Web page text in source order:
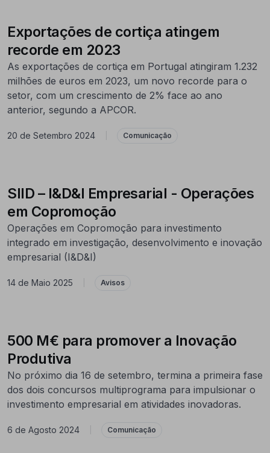
Exportações de cortiça atingem
recorde em 2023
As exportações de cortiça em Portugal atingiram 1.232
milhões de euros em 2023, um novo recorde para o
setor, com um crescimento de 2% face ao ano
anterior, segundo a APCOR.
20 de Setembro 2024 Comunicação
SIID – I&D&I Empresarial - Operações
em Copromoção
Operações em Copromoção para investimento
integrado em investigação, desenvolvimento e inovação
empresarial (I&D&I)
14 de Maio 2025 Avisos
500 M€ para promover a Inovação
Produtiva
No próximo dia 16 de setembro, termina a primeira fase
dos dois concursos multiprograma para impulsionar o
investimento empresarial em atividades inovadoras.
6 de Agosto 2024 Comunicação